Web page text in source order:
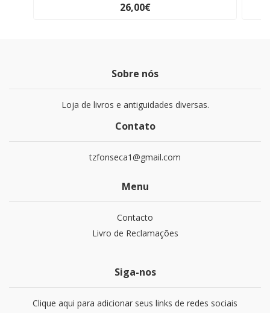
26,00€
Sobre nós
Loja de livros e antiguidades diversas.
Contato
tzfonseca1@gmail.com
Menu
Contacto
Livro de Reclamações
Siga-nos
Clique aqui para adicionar seus links de redes sociais